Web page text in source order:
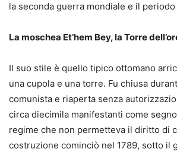
la seconda guerra mondiale e il
La moschea Et’hem Bey, la Torre
Il suo stile è quello tipico ottomano
una cupola e una torre. Fu chiusa
comunista e riaperta senza
circa diecimila manifestanti come
regime che non permetteva il diritto di
costruzione cominciò nel 1789, sotto il